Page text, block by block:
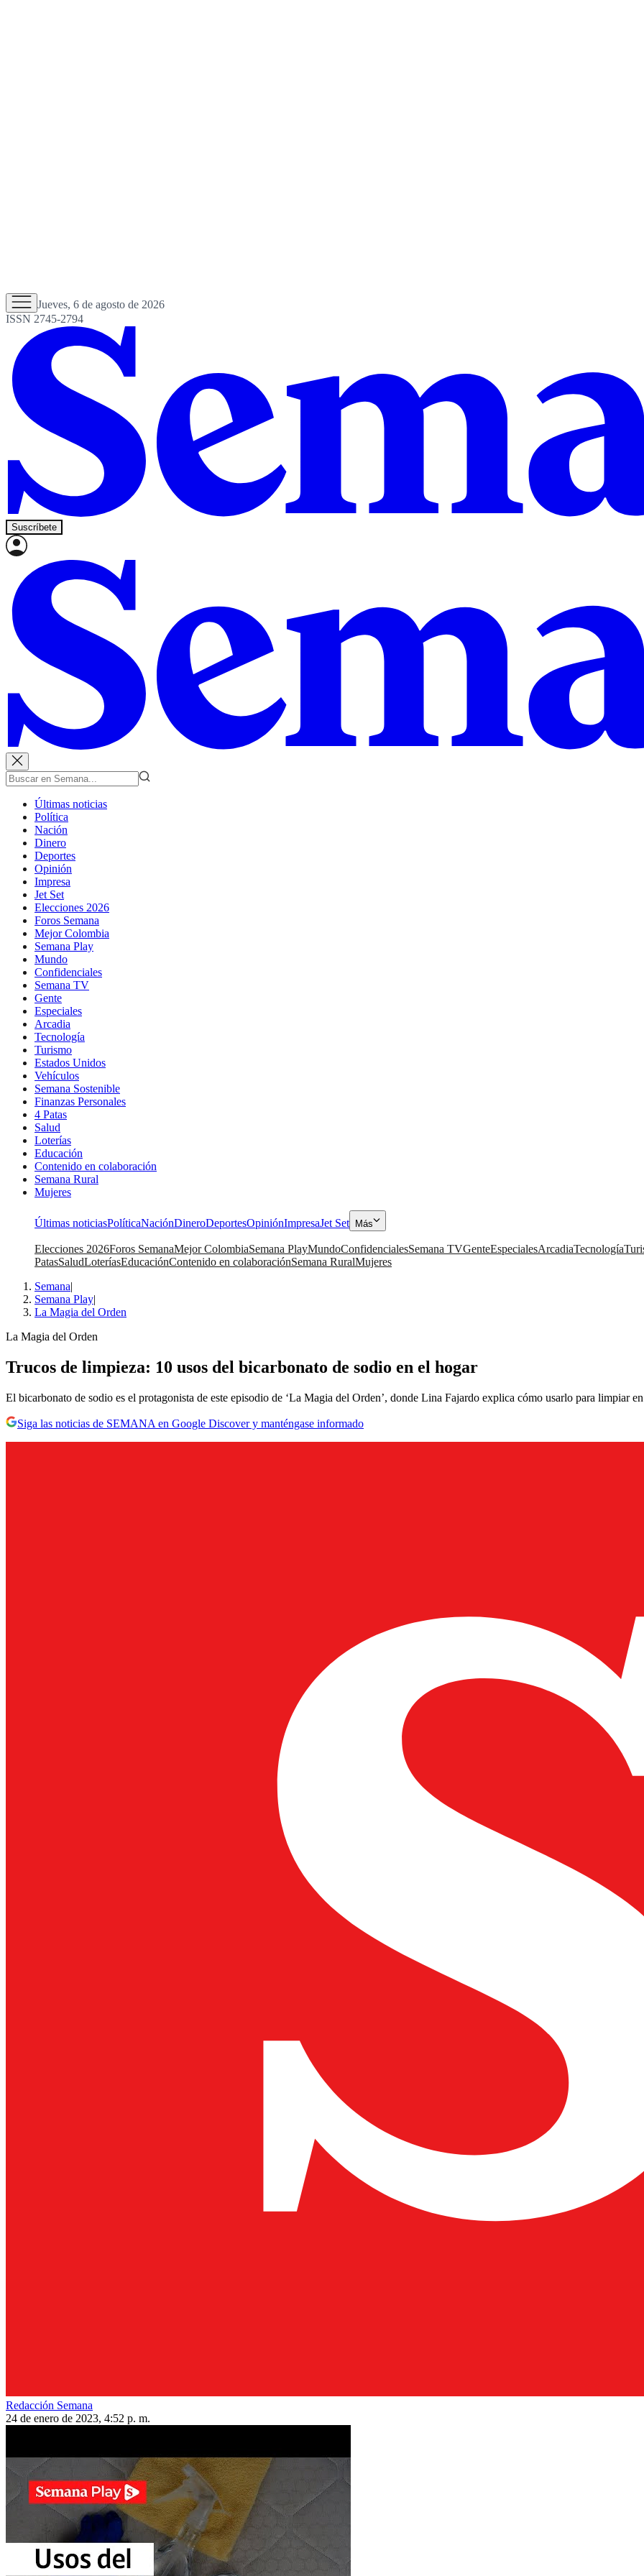
Jueves, 6 de agosto de 2026
ISSN 2745-2794
Suscríbete
Últimas noticias
Política
Nación
Dinero
Deportes
Opinión
Impresa
Jet Set
Elecciones 2026
Foros Semana
Mejor Colombia
Semana Play
Mundo
Confidenciales
Semana TV
Gente
Especiales
Arcadia
Tecnología
Turismo
Estados Unidos
Vehículos
Semana Sostenible
Finanzas Personales
4 Patas
Salud
Loterías
Educación
Contenido en colaboración
Semana Rural
Mujeres
Últimas noticiasPolíticaNaciónDineroDeportesOpiniónImpresaJet Set Más
Elecciones 2026Foros SemanaMejor ColombiaSemana PlayMundoConfidencialesSemana TVGenteEspecialesArcadiaTecnología
PatasSaludLoteríasEducaciónContenido en colaboraciónSemana RuralMujeres
Semana|
Semana Play|
La Magia del Orden
La Magia del Orden
Trucos de limpieza: 10 usos del bicarbonato de sodio en el hogar
El bicarbonato de sodio es el protagonista de este episodio de ‘La Magia del Orden’, donde Lina Fajardo explica cómo usarlo para limpiar
Siga las noticias de SEMANA en Google Discover y manténgase informado
Redacción Semana
24 de enero de 2023, 4:52 p. m.